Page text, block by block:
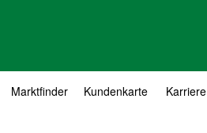
Marktfinder Kundenkarte Karriere